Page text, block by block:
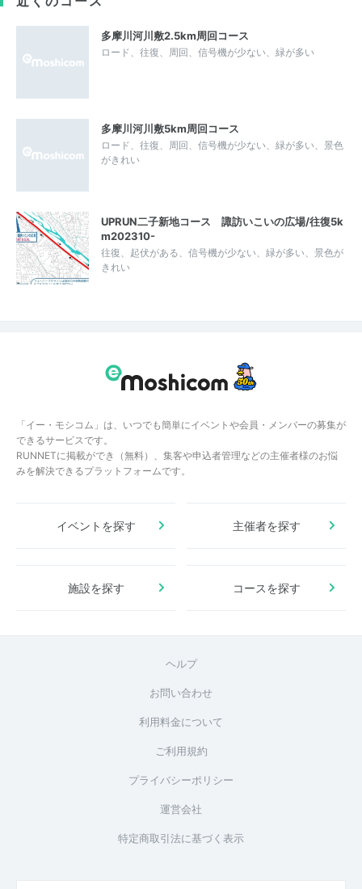
多摩川河川敷2.5km周回コース
ロード、往復、周回、信号機が少ない、緑が多い
多摩川河川敷5km周回コース
ロード、往復、周回、信号機が少ない、緑が多い、景色
がきれい
UPRUN二子新地コース 諏訪いこいの広場/往復5k
m202310-
往復、起伏がある、信号機が少ない、緑が多い、景色が
きれい
「イー・モシコム」は、いつでも簡単にイベントや会員・メンバーの募集が
できるサービスです。
RUNNETに掲載ができ（無料）、集客や申込者管理などの主催者様のお悩
みを解決できるプラットフォームです。
イベントを探す 主催者を探す
施設を探す コースを探す
ヘルプ
お問い合わせ
利用料金について
ご利用規約
プライバシーポリシー
運営会社
特定商取引法に基づく表示